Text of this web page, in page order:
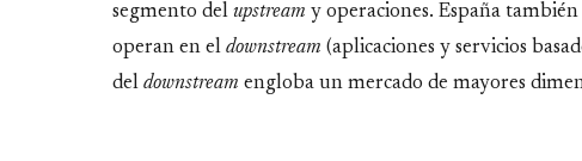
segmento del upstream y operaciones. España
operan en el downstream (aplicaciones y servicios
del downstream engloba un mercado de mayores